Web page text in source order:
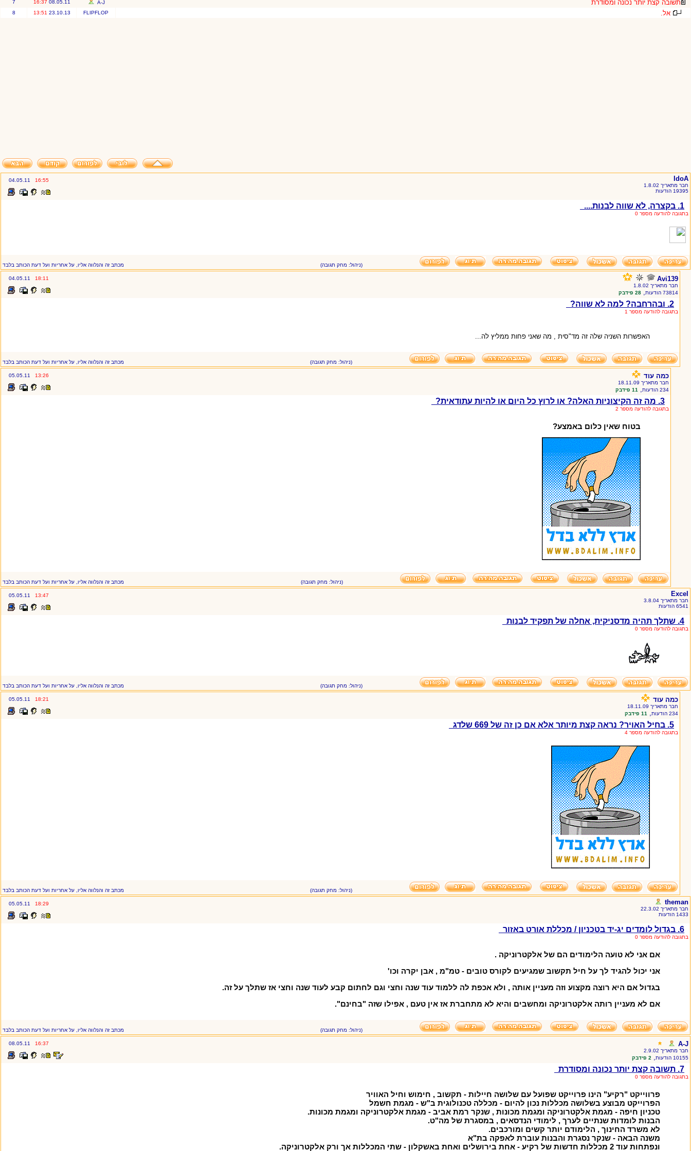
תשובה קצת יותר נכונה ומסודרת A-J
08.05.11
16:37
7
אל. FLIPFLOP
23.10.13
13:51
8
IdoA
חבר מתאריך 1.8.02
19395 הודעות
16:55
04.05.11
1. בקצרה, לא שווה לבנות....
בתגובה להודעה מספר 0
(ניהול: מחק תגובה) מכתב זה והנלווה אליו, על אחריות ועל דעת הכותב בלבד
Avi139
חבר מתאריך 1.8.02
73814 הודעות
, 28 פידבק
18:11
04.05.11
2. ובהרחבה? למה לא שווה?
בתגובה להודעה מספר 1
האפשרות השניה שלה זה מד"סית , מה שאני פחות ממליץ לה...
(ניהול: מחק תגובה) מכתב זה והנלווה אליו, על אחריות ועל דעת הכותב בלבד
כמה עוד
חבר מתאריך 18.11.09
234 הודעות
, 11 פידבק
13:26
05.05.11
3. מה זה הקיצוניות האלה? או לרוץ כל היום או להיות עתודאית?
בתגובה להודעה מספר 2
בטוח שאין כלום באמצע?
(ניהול: מחק תגובה) מכתב זה והנלווה אליו, על אחריות ועל דעת הכותב בלבד
Excel
חבר מתאריך 3.8.04
6541 הודעות
13:47
05.05.11
4. שתלך תהיה מדסניקית, אחלה של תפקיד לבנות
בתגובה להודעה מספר 0
(ניהול: מחק תגובה) מכתב זה והנלווה אליו, על אחריות ועל דעת הכותב בלבד
כמה עוד
חבר מתאריך 18.11.09
234 הודעות
, 11 פידבק
18:21
05.05.11
5. בחיל האויר? נראה קצת מיותר אלא אם כן זה של 669 שלדג
בתגובה להודעה מספר 4
(ניהול: מחק תגובה) מכתב זה והנלווה אליו, על אחריות ועל דעת הכותב בלבד
theman
חבר מתאריך 22.3.02
1433 הודעות
18:29
05.05.11
6. בגדול לומדים יג-יד בטכניון / מכללת אורט באזור
בתגובה להודעה מספר 0
אם אני לא טועה הלימודים הם של אלקטרוניקה .
אני יכול להגיד לך על חיל תקשוב שמגיעים לקורס טובים - טמ"מ , אבן יקרה וכו'
בגדול אם היא רוצה מקצוע וזה מעניין אותה , ולא אכפת לה ללמוד עוד שנה וחצי וגם לחתום קבע לעוד שנה וחצי אז שתלך על זה.
אם לא מעניין רותה אלקטרוניקה ומחשבים והיא לא מתחברת אז אין טעם , אפילו שזה "בחינם".
(ניהול: מחק תגובה) מכתב זה והנלווה אליו, על אחריות ועל דעת הכותב בלבד
A-J
חבר מתאריך 2.9.02
10155 הודעות
, 2 פידבק
16:37
08.05.11
7. תשובה קצת יותר נכונה ומסודרת
בתגובה להודעה מספר 0
פרווייקט "רקיע" הינו פרוייקט שפועל עם שלושה חיילות - תקשוב , חימוש וחיל האוויר
הפרוייקט מבוצע בשלושה מכללות נכון להיום - מכללה טכנולוגית ב"ש - מגמת חשמל
טכניון חיפה - מגמת אלקטרוניקה ומגמת מכונות , שנקר רמת אביב - מגמת אלקטרוניקה ומגמת מכונות.
הבנות לומדות שנתיים לערך , לימודי הנדסאים , במסגרת של מה"ט.
לא משרד החינוך , הלימודם יותר קשים ומורכבים.
משנה הבאה - שנקר נסגרת והבנות עוברת לאפקה בת"א
ונפתחות עוד 2 מכללות חדשות של רקיע - אחת בירושלים ואחת באשקלון - שתי המכללות אך ורק אלקטרוניקה.